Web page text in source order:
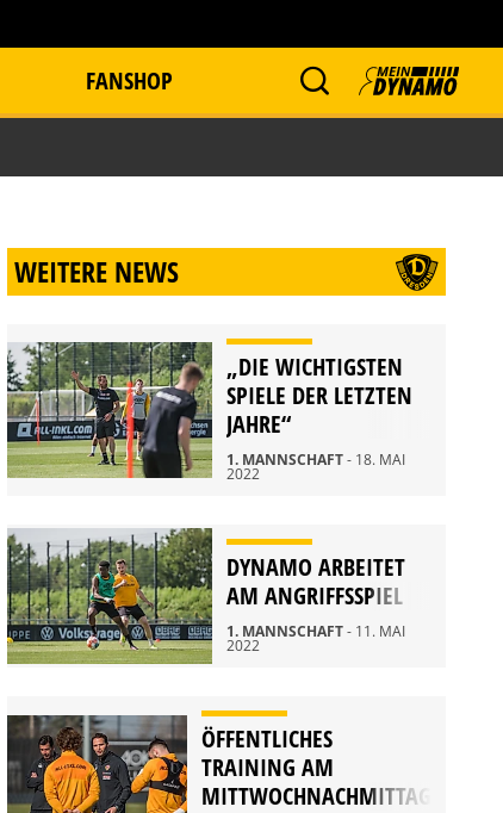
FANSHOP
WEITERE NEWS
„DIE WICHTIGSTEN
SPIELE DER LETZTEN
JAHRE“
1. MANNSCHAFT- 18. MAI
2022
DYNAMO ARBEITET
AM ANGRIFFSSPIEL
1. MANNSCHAFT- 11. MAI
2022
ÖFFENTLICHES
TRAINING AM
MITTWOCHNACHMITTAG